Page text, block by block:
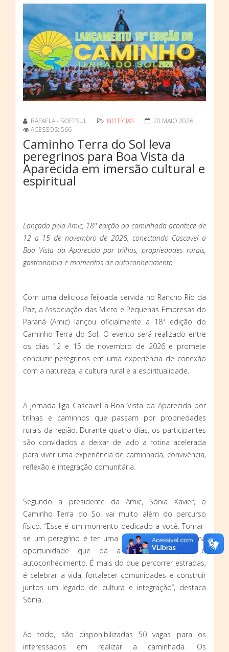
RAFAELA - SOFTSUL NOTÍCIAS
20 MAIO 2026
ACESSOS: 566
Caminho Terra do Sol leva
peregrinos para Boa Vista da
Aparecida em imersão cultural e
espiritual
Lançada pela Amic, 18ª edição da caminhada acontece de
12 a 15 de novembro de 2026, conectando Cascavel a
Boa Vista da Aparecida por trilhas, propriedades rurais,
gastronomia e momentos de autoconhecimento
Com uma deliciosa feijoada servida no Rancho Rio da
Paz, a Associação das Micro e Pequenas Empresas do
Paraná (Amic) lançou oficialmente a 18ª edição do
Caminho Terra do Sol. O evento será realizado entre
os dias 12 e 15 de novembro de 2026 e promete
conduzir peregrinos em uma experiência de conexão
com a natureza, a cultura rural e a espiritualidade.
A jornada liga Cascavel a Boa Vista da Aparecida por
trilhas e caminhos que passam por propriedades
rurais da região. Durante quatro dias, os participantes
são convidados a deixar de lado a rotina acelerada
para viver uma experiência de caminhada, convivência,
reflexão e integração comunitária.
Segundo a presidente da Amic, Sônia Xavier, o
Caminho Terra do Sol vai muito além do percurso
físico. “Esse é um momento dedicado a você. Tornar-
se um peregrino é ter uma nova visão de vida, uma
oportunidade que dá a si mesmo para o
autoconhecimento. É mais do que percorrer estradas,
é celebrar a vida, fortalecer comunidades e construir
juntos um legado de cultura e integração”, destaca
Sônia.
Ao todo, são disponibilizadas 50 vagas para os
interessados em realizar a caminhada. Os